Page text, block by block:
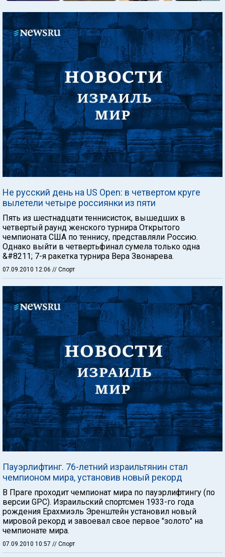
Не русский день на US Open: в четвертом круге
вылетели четыре россиянки из пяти
Пять из шестнадцати теннисисток, вышедших в
четвертый раунд женского турнира Открытого
чемпионата США по теннису, представляли Россию.
Однако выйти в четвертьфинал сумела только одна
&#8211; 7-я ракетка турнира Вера Звонарева.
07.09.2010 12:06 // Спорт
Пауэрлифтинг. 76-летний израильтянин стал
чемпионом мира, установив новый рекорд
В Праге проходит чемпионат мира по пауэрлифтингу (по
версии GPC). Израильский спортсмен 1933-го года
рождения Ерахмиэль Эренштейн установил новый
мировой рекорд и завоевал свое первое "золото" на
чемпионате мира.
07.09.2010 10:57 // Спорт